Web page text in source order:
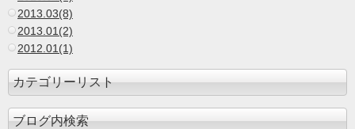
2013.03(8)
2013.01(2)
2012.01(1)
カテゴリーリスト
ブログ内検索